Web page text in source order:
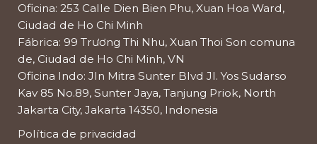
Oficina: 253 Calle Dien Bien Phu, Xuan Hoa Ward,
Ciudad de Ho Chi Minh
Fábrica: 99 Trương Thi Nhu, Xuan Thoi Son comuna
de, Ciudad de Ho Chi Minh, VN
Oficina Indo: Jln Mitra Sunter Blvd Jl. Yos Sudarso
Kav 85 No.89, Sunter Jaya, Tanjung Priok, North
Jakarta City, Jakarta 14350, Indonesia
Política de privacidad